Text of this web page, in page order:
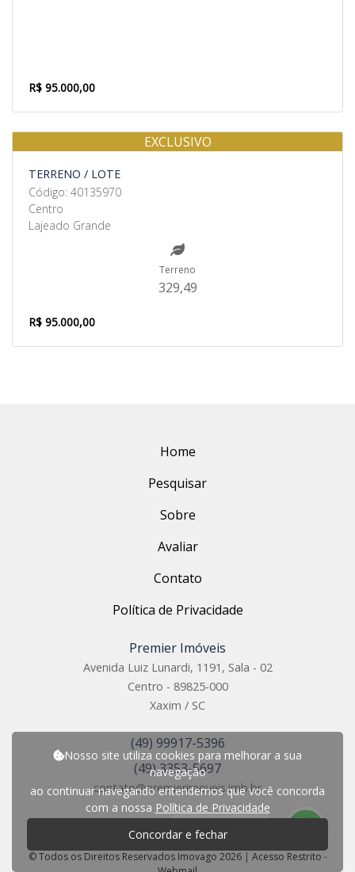
R$ 95.000,00
Venda
EXCLUSIVO
TERRENO / LOTE
Código: 40135970
Centro
Lajeado Grande
Terreno
329,49
R$ 95.000,00
Nosso site utiliza cookies para melhorar a sua
navegação
ao continuar navegando entendemos que você concorda
com a nossa Política de Privacidade
Concordar e fechar
Home
Pesquisar
Sobre
Avaliar
Contato
Política de Privacidade
Premier Imóveis
Avenida Luiz Lunardi, 1191, Sala - 02
Centro - 89825-000
Xaxim / SC
(49) 99917-5396
(49) 3353-5697
contato@premierimoveis.imb.br
© Todos os Direitos Reservados Imovago 2026| Acesso Restrito -
ci a